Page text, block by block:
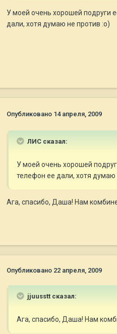
У моей очень хорошей подруги
дали, хотя думаю не против :о)
Опубликовано 14 апреля, 2009
ЛИС сказал:
У моей очень хорошей
телефон ее дали, хотя думаю
Ага, спасибо, Даша! Нам
Опубликовано 22 апреля, 2009
jjuusstt сказал:
Ага, спасибо, Даша! Нам